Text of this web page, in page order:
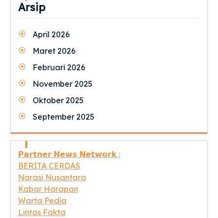
Arsip
April 2026
Maret 2026
Februari 2026
November 2025
Oktober 2025
September 2025
𝗣𝗮𝗿𝘁𝗻𝗲𝗿 𝗡𝗲𝘄𝘀 𝗡𝗲𝘁𝘄𝗼𝗿𝗸 :
BERITA CERDAS
Narasi Nusantara
Kabar Harapan
Warta Pedia
Lintas Fakta